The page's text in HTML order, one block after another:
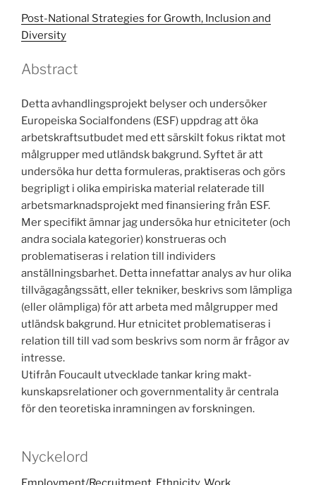
Post-National Strategies for Growth, Inclusion and
Diversity
Abstract
Detta avhandlingsprojekt belyser och undersöker
Europeiska Socialfondens (ESF) uppdrag att öka
arbetskraftsutbudet med ett särskilt fokus riktat mot
målgrupper med utländsk bakgrund. Syftet är att
undersöka hur detta formuleras, praktiseras och görs
begripligt i olika empiriska material relaterade till
arbetsmarknadsprojekt med finansiering från ESF.
Mer specifikt ämnar jag undersöka hur etniciteter (och
andra sociala kategorier) konstrueras och
problematiseras i relation till individers
anställningsbarhet. Detta innefattar analys av hur olika
tillvägagångssätt, eller tekniker, beskrivs som lämpliga
(eller olämpliga) för att arbeta med målgrupper med
utländsk bakgrund. Hur etnicitet problematiseras i
relation till till vad som beskrivs som norm är frågor av
intresse.
Utifrån Foucault utvecklade tankar kring makt-
kunskapsrelationer och governmentality är centrala
för den teoretiska inramningen av forskningen.
Nyckelord